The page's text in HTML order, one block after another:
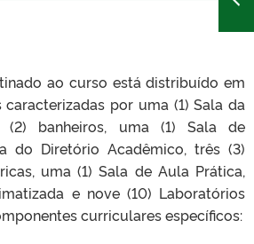
ao curso está distribuído em
por uma (1) Sala da
(2) banheiros, uma (1) Sala de
do Diretório Acadêmico, três (3)
uma (1) Sala de Aula Prática,
e nove (10) Laboratórios
curriculares específicos: